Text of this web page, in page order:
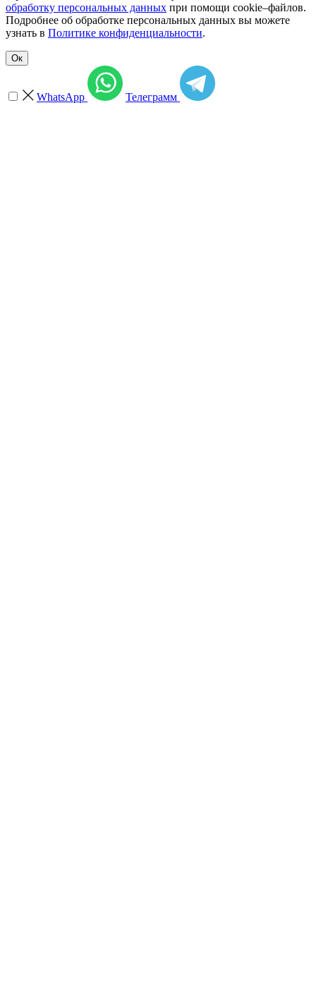
обработку персональных данных при помощи cookie–файлов.
Подробнее об обработке персональных данных вы можете
узнать в Политике конфиденциальности.
Ок
WhatsApp Телеграмм